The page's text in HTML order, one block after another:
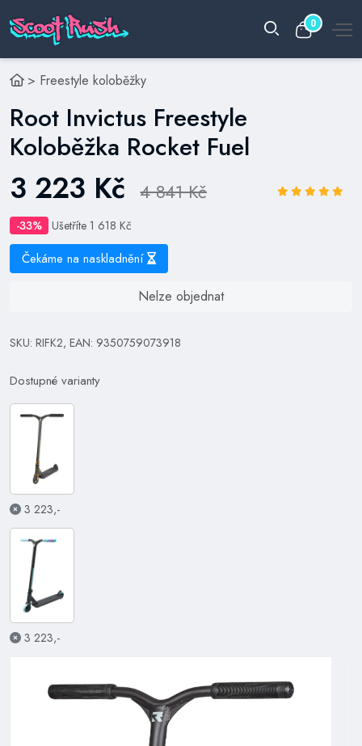
0
> Freestyle koloběžky
Root Invictus Freestyle
Koloběžka Rocket Fuel
3 223 Kč 4 841 Kč
-33% Ušetříte 1 618 Kč
Čekáme na naskladnění
Nelze objednat
SKU: RIFK2, EAN: 9350759073918
Dostupné varianty
3 223,-
3 223,-